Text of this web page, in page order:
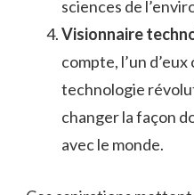
sciences de
Visionnaire
compte, l’un
technologie
changer la façon
avec le monde.